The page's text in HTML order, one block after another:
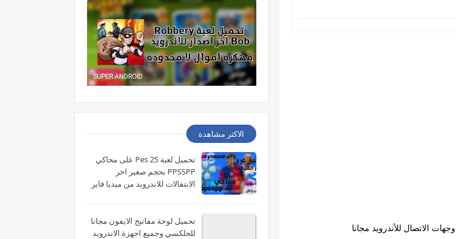
الاكثر مشاهدة
تحميل لعبة Pes 25 على محاكي
PPSSPP بحجم صغير اخر
الانتقالات للاندرويد من ميديا فاير
تحميل لوحة مفاتيح الايفون مجانا
للجلكسي وجميع اجهزة الاندرويد